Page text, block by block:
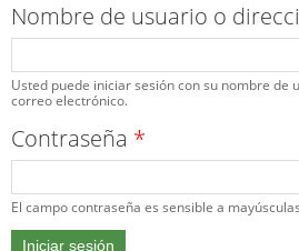
Nombre de usuario o
Usted puede iniciar sesión con su nombre de
correo electrónico.
Contraseña *
El campo contraseña es sensible a